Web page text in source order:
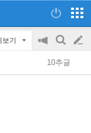
보기
공
지
on/off
검
색
글
쓰
10추글